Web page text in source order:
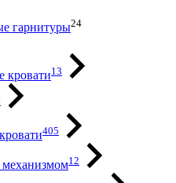
гарнитуры24
кровати13
405
12